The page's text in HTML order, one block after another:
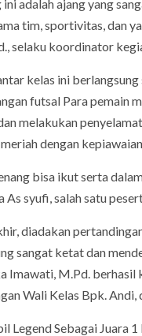
ini adalah ajang yang
tim, sportivitas, dan
selaku koordinator
kelas ini
futsal Para pemain
melakukan
dengan
bisa ikut serta
As syufi, salah satu
diadakan
sangat ketat dan
Imawati, M.Pd. berhasil
Wali Kelas Bpk.
Legend Sebagai Juara